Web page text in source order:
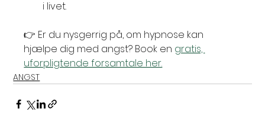
i livet.
👉 Er du nysgerrig på, om hypnose kan
hjælpe dig med angst? Book en gratis,
uforpligtende forsamtale her.
ANGST